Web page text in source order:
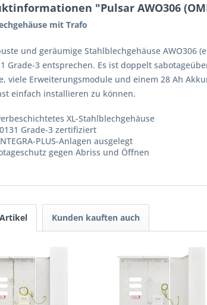
"Pulsar AWO306
mit Trafo
und geräumige Stahlblechgehäuse AWO306
Grade-3 entsprechen. Es ist doppelt
viele Erweiterungsmodule und einem 28 Ah
einfach installieren zu können.
XL-Stahlblechgehäuse
Grade-3 zertifiziert
PLUS-Anlagen ausgelegt
gegen Abriss und Öffnen
Kunden kauften auch